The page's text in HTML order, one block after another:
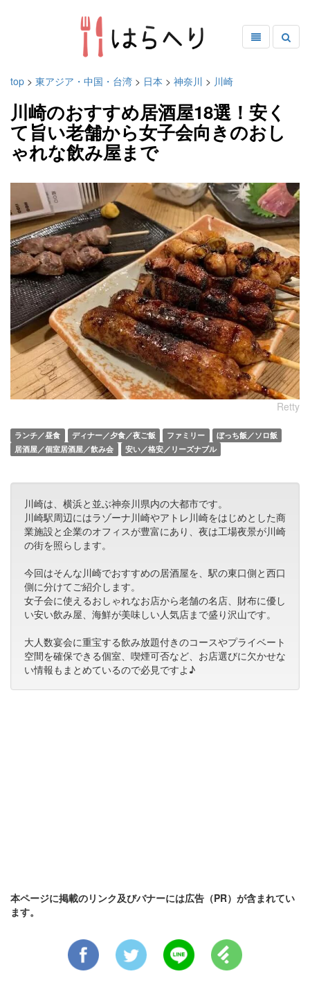
top > 東アジア・中国・台湾 > 日本 > 神奈川 > 川崎
川崎のおすすめ居酒屋18選！安く
て旨い老舗から女子会向きのおし
ゃれな飲み屋まで
Retty
ランチ／昼食 ディナー／夕食／夜ご飯 ファミリー
ぼっち飯／ソロ飯
居酒屋／個室居酒屋／飲み会
安い／格安／リーズナブル
川崎は、横浜と並ぶ神奈川県内の大都市です。
川崎駅周辺にはラゾーナ川崎やアトレ川崎をはじめとした商
業施設と企業のオフィスが豊富にあり、夜は工場夜景が川崎
の街を照らします。
今回はそんな川崎でおすすめの居酒屋を、駅の東口側と西口
側に分けてご紹介します。
女子会に使えるおしゃれなお店から老舗の名店、財布に優し
い安い飲み屋、海鮮が美味しい人気店まで盛り沢山です。
大人数宴会に重宝する飲み放題付きのコースやプライベート
空間を確保できる個室、喫煙可否など、お店選びに欠かせな
い情報もまとめているので必見ですよ♪
本ページに掲載のリンク及びバナーには広告（PR）が含まれてい
ます。